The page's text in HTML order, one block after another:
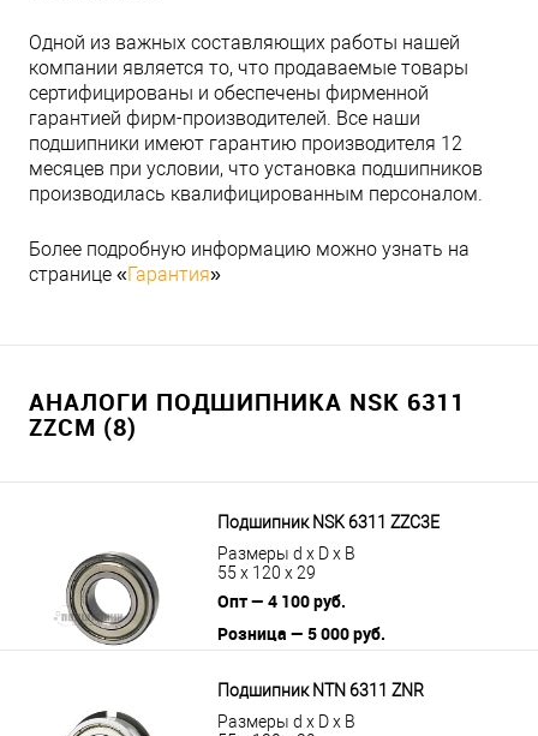
Одной из важных составляющих работы нашей
компании является то, что продаваемые товары
сертифицированы и обеспечены фирменной
гарантией фирм-производителей. Все наши
подшипники имеют гарантию производителя 12
месяцев при условии, что установка подшипников
производилась квалифицированным персоналом.
Более подробную информацию можно узнать на
странице «Гарантия»
АНАЛОГИ ПОДШИПНИКА NSK 6311
ZZCM (8)
Подшипник NSK 6311 ZZC3E
Размеры d x D x B
55 x 120 x 29
Опт — 4 100 руб.
Розница — 5 000 руб.
Подшипник NTN 6311 ZNR
Размеры d x D x B